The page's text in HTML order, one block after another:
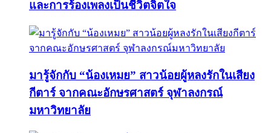
และการร้องเพลงเป็นชีวิตจิตใจ
มารู้จักกับ “น้องเหมย” สาวน้อยผู้หลงรักในเสียง
กีตาร์ จากคณะอักษรศาสตร์ จุฬาลงกรณ์
มหาวิทยาลัย